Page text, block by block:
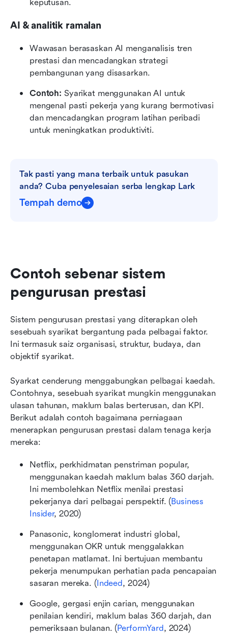
keputusan.
AI & analitik ramalan
Wawasan berasaskan AI menganalisis tren
prestasi dan mencadangkan strategi
pembangunan yang disasarkan.
Contoh: Syarikat menggunakan AI untuk
mengenal pasti pekerja yang kurang bermotivasi
dan mencadangkan program latihan peribadi
untuk meningkatkan produktiviti.
Tak pasti yang mana terbaik untuk pasukan
anda? Cuba penyelesaian serba lengkap Lark
Tempah demo
Contoh sebenar sistem
pengurusan prestasi
Sistem pengurusan prestasi yang diterapkan oleh
sesebuah syarikat bergantung pada pelbagai faktor.
Ini termasuk saiz organisasi, struktur, budaya, dan
objektif syarikat.
Syarkat cenderung menggabungkan pelbagai kaedah.
Contohnya, sesebuah syarikat mungkin menggunakan
ulasan tahunan, maklum balas berterusan, dan KPI.
Berikut adalah contoh bagaimana perniagaan
menerapkan pengurusan prestasi dalam tenaga kerja
mereka:
Netflix, perkhidmatan penstriman popular,
menggunakan kaedah maklum balas 360 darjah.
Ini membolehkan Netflix menilai prestasi
pekerjanya dari pelbagai perspektif. ( Business
Insider, 2020)
Panasonic, konglomerat industri global,
menggunakan OKR untuk menggalakkan
penetapan matlamat. Ini bertujuan membantu
pekerja menumpukan perhatian pada pencapaian
sasaran mereka. ( Indeed, 2024)
Google, gergasi enjin carian, menggunakan
penilaian kendiri, maklum balas 360 darjah, dan
pemeriksaan bulanan. ( PerformYard, 2024)